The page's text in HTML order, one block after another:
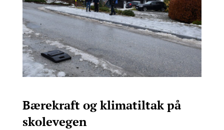
Bærekraft og klimatiltak på
skolevegen